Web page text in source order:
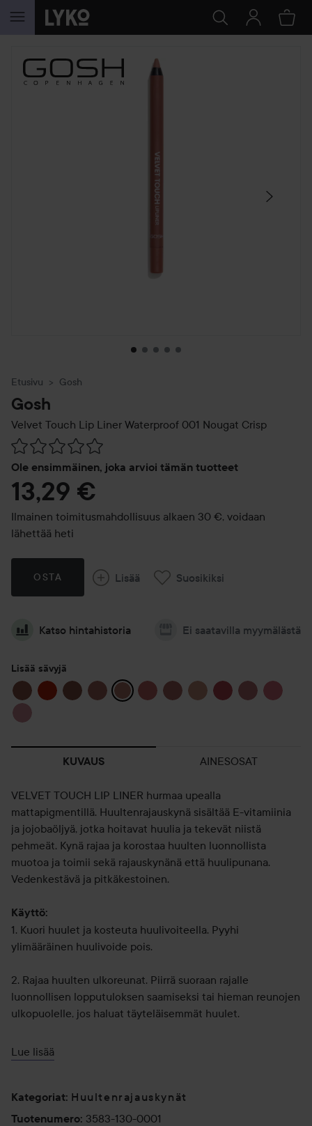
SIIRTYÄ JHK SISÄLTÖÖN
OHITA OSIO
Etusivu Gosh
Gosh
Velvet Touch Lip Liner Waterproof 001 Nougat Crisp
Ole ensimmäinen, joka arvioi tämän tuotteet
Siirtyä jhk Arvosana & kommentit
13,29 €
Ilmainen toimitusmahdollisuus alkaen 30 €, voidaan
lähettää heti
OSTA Lisää Suosikiksi
Katso hintahistoria Ei saatavilla myymälästä
Lisää sävyjä
KUVAUS AINESOSAT
VELVET TOUCH LIP LINER hurmaa upealla
mattapigmentillä. Huultenrajauskynä sisältää E-vitamiinia
ja jojobaöljyä, jotka hoitavat huulia ja tekevät niistä
pehmeät. Kynä rajaa ja korostaa huulten luonnollista
muotoa ja toimii sekä rajauskynänä että huulipunana.
Vedenkestävä ja pitkäkestoinen.
Käyttö:
1. Kuori huulet ja kosteuta huulivoiteella. Pyyhi
ylimääräinen huulivoide pois.
2. Rajaa huulten ulkoreunat. Piirrä suoraan rajalle
luonnollisen lopputuloksen saamiseksi tai hieman reunojen
ulkopuolelle, jos haluat täyteläisemmät huulet.
Vinkki! Piirrä X keskelle ylähuulta ja paksu pystysuora viiva
alahuulen keskelle. Saat suudelmaefektin, joka korostaa
Lue lisää
Kategoriat: Huultenrajauskynät
Tuotenumero: 3583-130-0001